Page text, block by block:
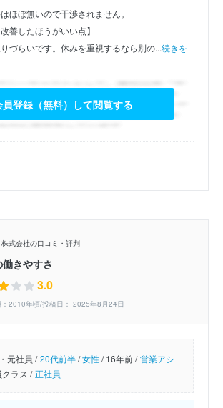
ほぼ無いので干渉されません。
善したほうがいい点】
づらいです。休みを重視するなら別の...続きを
員登録（無料）して閲覧する
式会社の口コミ・評判
きやすさ
3.0
：2010年頃/投稿日： 2025年8月24日
元社員 / 20代前半/女性/16年前 / 営業アシ
ラス / 正社員